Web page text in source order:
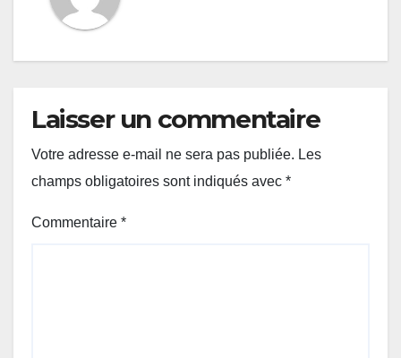
Laisser un commentaire
Votre adresse e-mail ne sera pas publiée. Les
champs obligatoires sont indiqués avec *
Commentaire *